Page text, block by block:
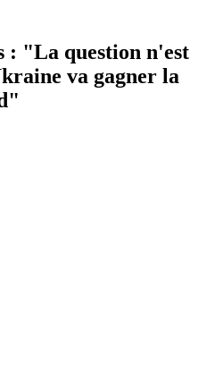
: "La question n'est
va gagner la